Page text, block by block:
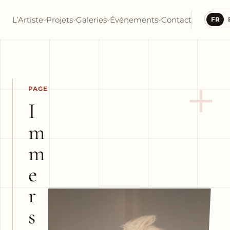
L’Artiste Projets Galeries Événements Contact FR
+
PAGE
I
m
m
e
r
s